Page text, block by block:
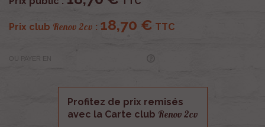
Prix club Renov 2cv : 18,70 € TTC
OU PAYER EN
Profitez de prix remisés
avec la Carte club Renov 2cv